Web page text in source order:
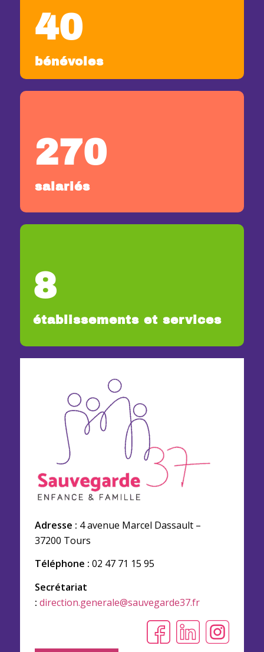
40
bénévoles
270
salariés
8
établissements et services
Adresse : 4 avenue Marcel Dassault –
37200 Tours
Téléphone : 02 47 71 15 95
Secrétariat
: direction.generale@sauvegarde37.fr